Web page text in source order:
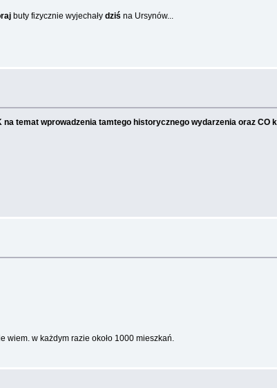
buty fizycznie wyjechały dziś na Ursynów...
na temat wprowadzenia tamtego historycznego wydarzenia oraz CO
wiem. w każdym razie około 1000 mieszkań.